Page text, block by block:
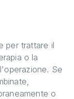
per trattare il
o la
Se
o